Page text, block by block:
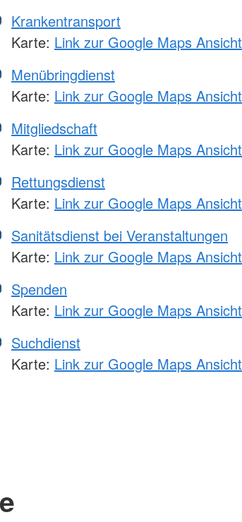
Krankentransport
Karte: Link zur Google Maps Ansicht
Menübringdienst
Karte: Link zur Google Maps Ansicht
Mitgliedschaft
Karte: Link zur Google Maps Ansicht
Rettungsdienst
Karte: Link zur Google Maps Ansicht
Sanitätsdienst bei Veranstaltungen
Karte: Link zur Google Maps Ansicht
Spenden
Karte: Link zur Google Maps Ansicht
Suchdienst
Karte: Link zur Google Maps Ansicht